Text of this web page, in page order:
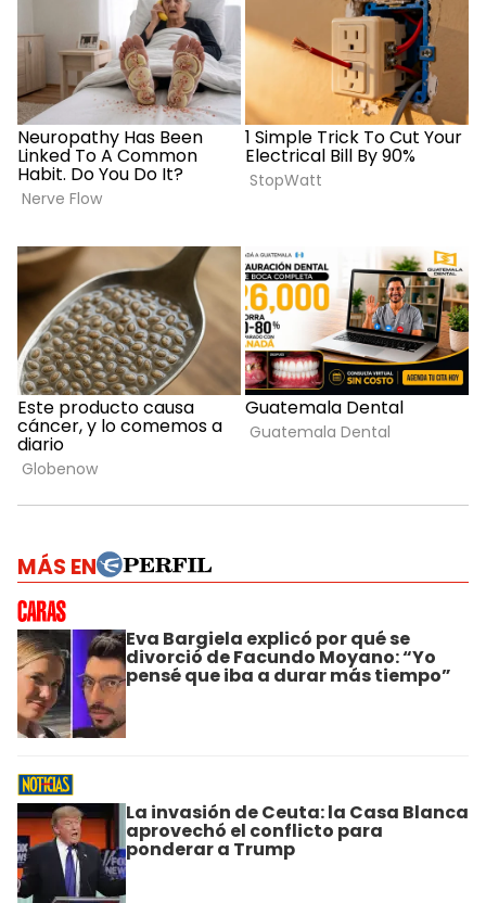
MÁS EN
Eva Bargiela explicó por qué se
divorció de Facundo Moyano: “Yo
pensé que iba a durar más tiempo”
La invasión de Ceuta: la Casa Blanca
aprovechó el conflicto para
ponderar a Trump